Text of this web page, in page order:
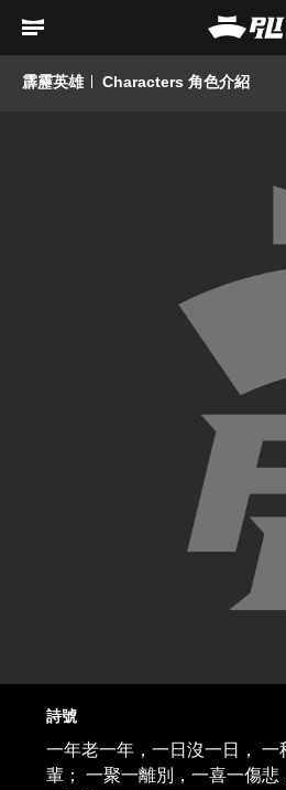
霹靂英雄 Characters 角色介紹
詩號
一年老一年，一日沒一日， 一
輩； 一聚一離別，一喜一傷悲